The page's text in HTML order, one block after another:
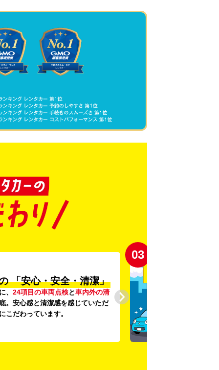
「安心・安全・清潔」
、 24項目の車両点検と車内外の清
。安心感と清潔感を感じていただ
こだわっています。
03